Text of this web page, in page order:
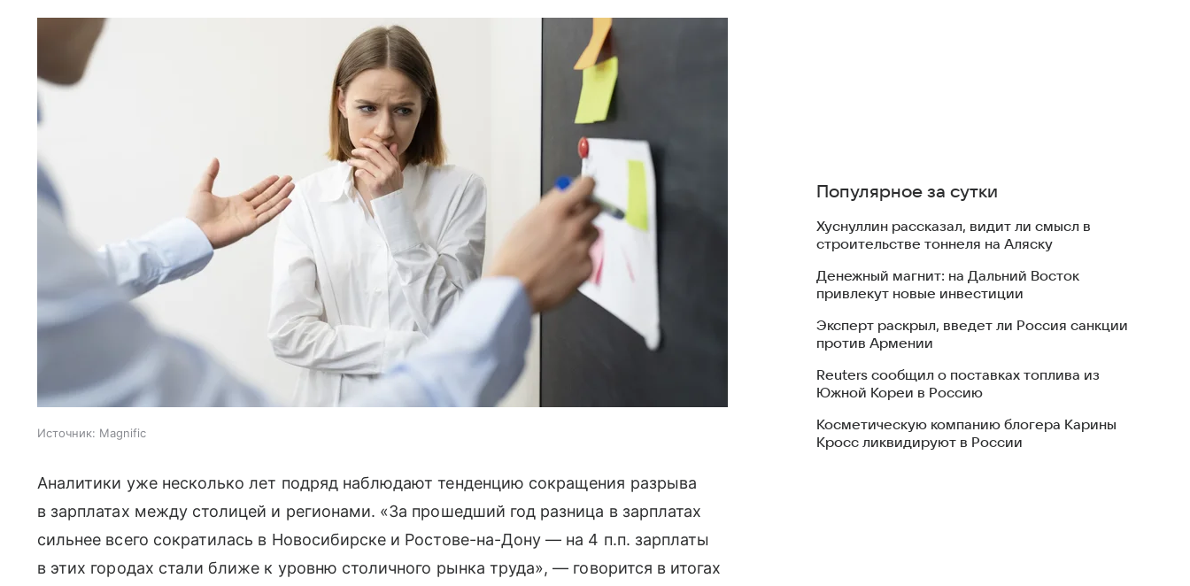
Источник: Magnific
Аналитики уже несколько лет подряд наблюдают тенденцию сокращения разрыва
в зарплатах между столицей и регионами. «За прошедший год разница в зарплатах
сильнее всего сократилась в Новосибирске и Ростове-на-Дону — на 4 п.п. зарплаты
в этих городах стали ближе к уровню столичного рынка труда», — говорится в итогах
Популярное за сутки
Хуснуллин рассказал, видит ли смысл в
строительстве тоннеля на Аляску
Денежный магнит: на Дальний Восток
привлекут новые инвестиции
Эксперт раскрыл, введет ли Россия санкции
против Армении
Reuters сообщил о поставках топлива из
Южной Кореи в Россию
Косметическую компанию блогера Карины
Кросс ликвидируют в России